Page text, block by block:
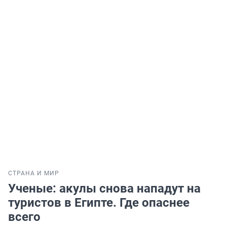
СТРАНА И МИР
Ученые: акулы снова нападут на
туристов в Египте. Где опаснее
всего